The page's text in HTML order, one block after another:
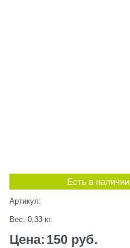
Есть в наличии
Артикул:
Вес: 0,33 кг.
Цена: 150 руб.